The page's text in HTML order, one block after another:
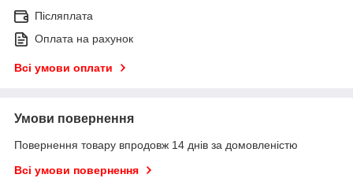
Післяплата
Оплата на рахунок
Всі умови оплати
Умови повернення
Повернення товару впродовж 14 днів за домовленістю
Всі умови повернення